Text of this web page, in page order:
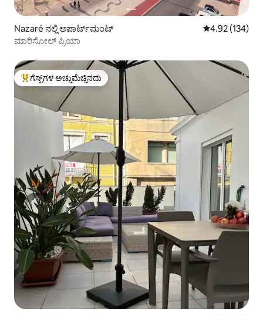
Nazaré ನಲ್ಲಿ ಅಪಾರ್ಟ್‌ಮಂಟ್ 5 ರಲ್ಲಿ 4.92
4.92 (134)
ಮಾರಿಸೋಲ್ ಪ್ರಿಯಾ
ಗೆಸ್ಟ್‌ಗಳಿಗೆ ಅತಿ ಹೆಚ್ಚು ಅಚ್ಚುಮೆಚ್ಚಿನದು
ಗೆಸ್ಟ್‌ಗಳ ಅಚ್ಚುಮೆಚ್ಚಿನದು